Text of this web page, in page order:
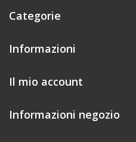
Categorie
Informazioni
Il mio account
Informazioni negozio